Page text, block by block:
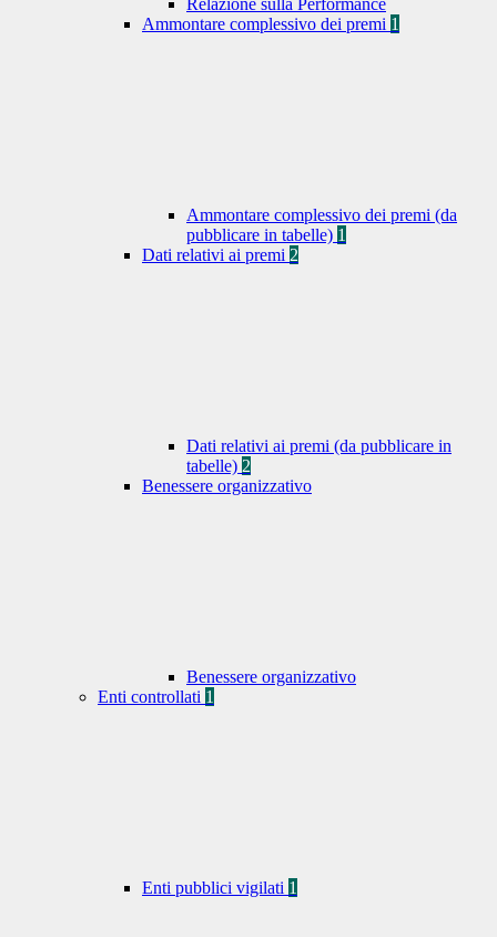
Relazione sulla Performance
Ammontare complessivo dei premi 1
Ammontare complessivo dei premi (da
pubblicare in tabelle) 1
Dati relativi ai premi 2
Dati relativi ai premi (da pubblicare in
tabelle) 2
Benessere organizzativo
Benessere organizzativo
Enti controllati 1
Enti pubblici vigilati 1